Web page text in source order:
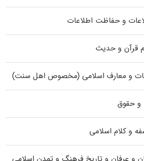
و حفاظت اطلاعات
قرآن و حدیث
و معارف اسلامی (مخصوص اهل سنت)
و حقوق
و کلام اسلامی